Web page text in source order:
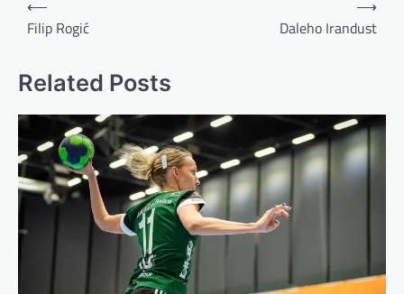
⟵
Filip Rogić
Daleho Irandust
⟶
Related Posts